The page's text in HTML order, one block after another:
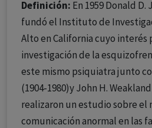
Definición: En 1959 Donald D.
fundó el Instituto de
Alto en California cuyo interés
investigación de la
este mismo psiquiatra junto
(1904-1980)y John H.
realizaron un estudio sobre el
comunicación anormal en las